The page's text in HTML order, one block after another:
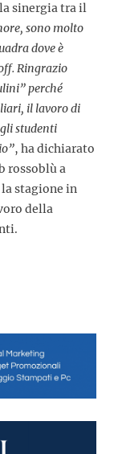
sinergia tra il
sono molto
dove è
Ringrazio
perché
il lavoro di
studenti
, ha dichiarato
rossoblù a
stagione in
della